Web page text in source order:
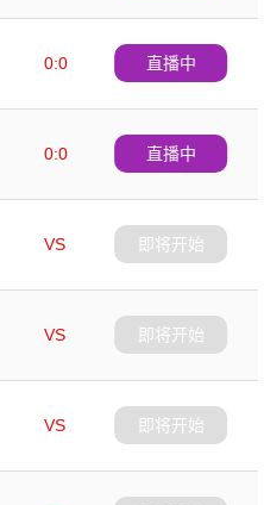
0:0
直播中
0:0
直播中
VS
即将开始
VS
即将开始
VS
即将开始